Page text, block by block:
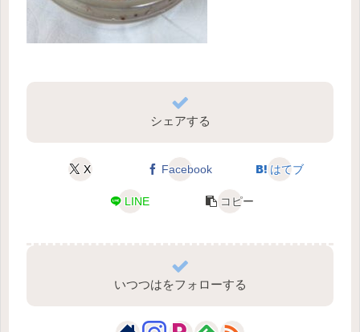
シェアする
X Facebook はてブ
LINE コピー
いつつはをフォローする